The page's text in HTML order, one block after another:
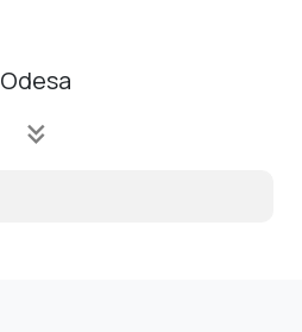
Odesa
keyboard_double_arrow_down